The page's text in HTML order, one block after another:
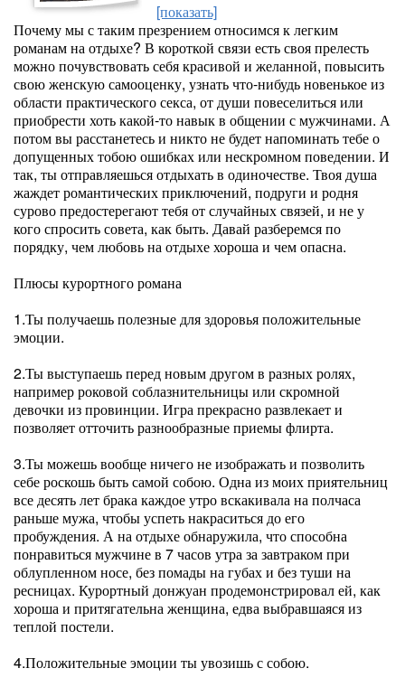
[показать]
Почему мы с таким презрением относимся к легким
романам на отдыхе? В короткой связи есть своя прелесть
можно почувствовать себя красивой и желанной, повысить
свою женскую самооценку, узнать что-нибудь новенькое из
области практического секса, от души повеселиться или
приобрести хоть какой-то навык в общении с мужчинами. А
потом вы расстанетесь и никто не будет напоминать тебе о
допущенных тобою ошибках или нескромном поведении. И
так, ты отправляешься отдыхать в одиночестве. Твоя душа
жаждет романтических приключений, подруги и родня
сурово предостерегают тебя от случайных связей, и не у
кого спросить совета, как быть. Давай разберемся по
порядку, чем любовь на отдыхе хороша и чем опасна.
Плюсы курортного романа
1.Ты получаешь полезные для здоровья положительные
эмоции.
2.Ты выступаешь перед новым другом в разных ролях,
например роковой соблазнительницы или скромной
девочки из провинции. Игра прекрасно развлекает и
позволяет отточить разнообразные приемы флирта.
3.Ты можешь вообще ничего не изображать и позволить
себе роскошь быть самой собою. Одна из моих приятельниц
все десять лет брака каждое утро вскакивала на полчаса
раньше мужа, чтобы успеть накраситься до его
пробуждения. А на отдыхе обнаружила, что способна
понравиться мужчине в 7 часов утра за завтраком при
облупленном носе, без помады на губах и без туши на
ресницах. Курортный донжуан продемонстрировал ей, как
хороша и притягательна женщина, едва выбравшаяся из
теплой постели.
4.Положительные эмоции ты увозишь с собою.